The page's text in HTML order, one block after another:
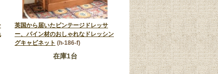
英国から届いたビンテージドレッサ
ー、パイン材のおしゃれなドレッシン
グキャビネット (h-186-f)
在庫1台